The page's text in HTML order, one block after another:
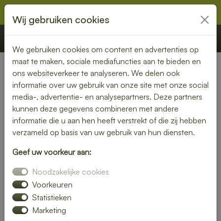
€ 0,00 Offerte Bestellen
Nederland» Ter Heijde
Lunch laten bezorgen in Ter
Heijde – gemak en kwaliteit
aan je deur
de keuken in? Laat je lunch bezorgen in Ter Heijde en geniet
van een smaakvolle maaltijd zonder moeite. Of je nu kiest
voor een vers belegd broodje, een gezonde salade of een
warme maaltijd – wij brengen jouw lunch vers en op tijd bij
Wij gebruiken cookies
We gebruiken cookies om content en advertenties op
maat te maken, sociale mediafuncties aan te bieden en
ons websiteverkeer te analyseren. We delen ook
informatie over uw gebruik van onze site met onze social
media-, advertentie- en analysepartners. Deze partners
kunnen deze gegevens combineren met andere
informatie die u aan hen heeft verstrekt of die zij hebben
verzameld op basis van uw gebruik van hun diensten.
Geef uw voorkeur aan:
Noodzakelijke cookies
Voorkeuren
Statistieken
Marketing